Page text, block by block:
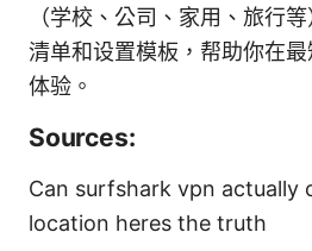
（学校、公司、家用、旅行
清单和设置模板，帮助你在
体验。
Sources:
Can surfshark vpn actually
location heres the truth